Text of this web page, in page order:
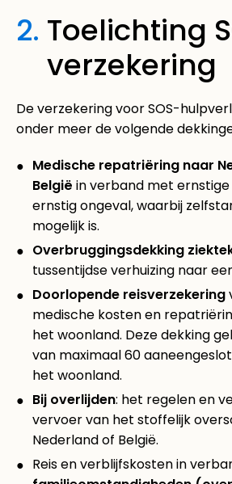
2. Toelichting
verzekering
De verzekering voor SOS-
onder meer de volgende
Medische repatriëring naar
België in verband met
ernstig ongeval, waarbij
mogelijk is.
Overbruggingsdekking
tussentijdse verhuizing naar
Doorlopende reisverzekering
medische kosten en
het woonland. Deze dekking
van maximaal 60
het woonland.
Bij overlijden: het regelen en
vervoer van het stoffelijk
Nederland of België.
Reis en verblijfskosten in